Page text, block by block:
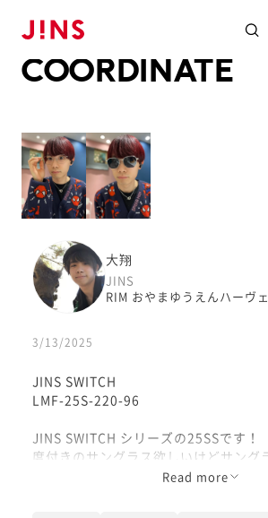
COORDINATE
大翔
JINS
RIM おやまゆうえんハーヴ
3/13/2025
JINS SWITCH
LMF-25S-220-96
JINS SWITCH シリーズの25SSです！
度付きのサングラス欲しいけどサング
なぁという方にぴったりのメガネです
Read more